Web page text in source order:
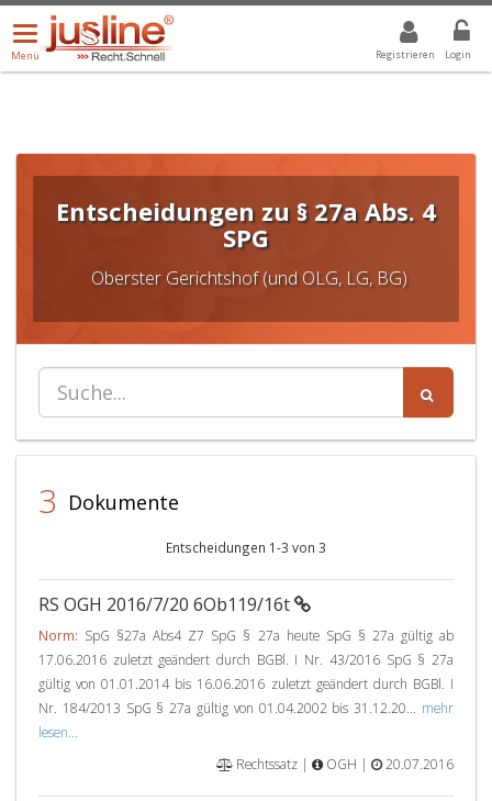
Registrieren Login
Menü
öffnen/schließen
Menü
ALLE DROPDOWN: GEWÄHLTER WERT IST ALLE
Entscheidungen zu § 27a Abs. 4
SPG
Oberster Gerichtshof (und OLG, LG, BG)
3 Dokumente
Entscheidungen 1-3 von 3
RS OGH 2016/7/20 6Ob119/16t
Norm: SpG §27a Abs4 Z7 SpG § 27a heute SpG § 27a gültig ab
17.06.2016 zuletzt geändert durch BGBl. I Nr. 43/2016 SpG § 27a
gültig von 01.01.2014 bis 16.06.2016 zuletzt geändert durch BGBl. I
Nr. 184/2013 SpG § 27a gültig von 01.04.2002 bis 31.12.20... mehr
lesen...
Rechtssatz |
OGH | 20.07.2016